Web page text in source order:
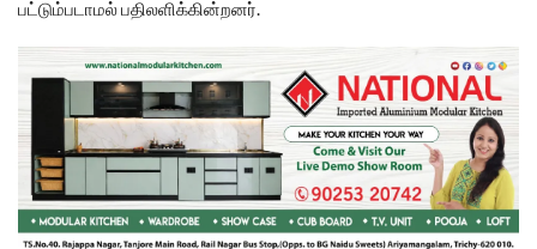
பட்டும்படாமல் பதிலளிக்கின்றனர்.